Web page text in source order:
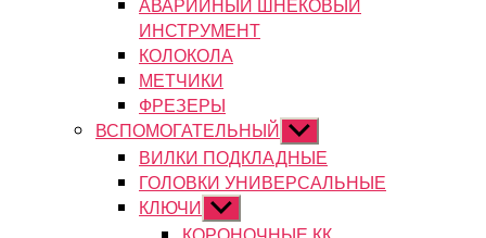
ИНСТРУМЕНТ
КОЛОКОЛА
МЕТЧИКИ
ФРЕЗЕРЫ
ВСПОМОГАТЕЛЬНЫЙ Показывать
подменю
ВИЛКИ ПОДКЛАДНЫЕ
ГОЛОВКИ УНИВЕРСАЛЬНЫЕ
КЛЮЧИ Показывать
подменю